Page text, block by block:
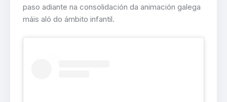
paso adiante na consolidación da animación galega
máis aló do ámbito infantil.